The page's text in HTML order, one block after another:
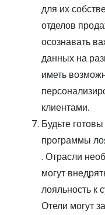
для их
отделов
осознавать
данных на
иметь
клиентами.
Будьте
программы
. Отрасли
могут
лояльность
Отели могут